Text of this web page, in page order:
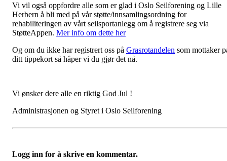
Vi vil også oppfordre alle som er glad i Oslo Seilforening og Lille
Herbern å bli med på vår støtte/innsamlingsordning for
rehabiliteringen av vårt seilsportanlegg om å registrere seg via
StøtteAppen. Mer info om dette her
Og om du ikke har registrert oss på Grasrotandelen som mottaker
ditt tippekort så håper vi du gjør det nå.
Vi ønsker dere alle en riktig God Jul !
Administrasjonen og Styret i Oslo Seilforening
Logg inn for å skrive en kommentar.